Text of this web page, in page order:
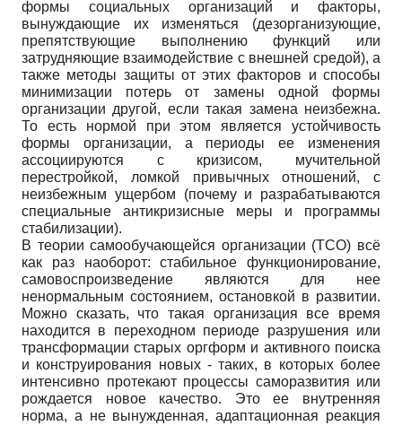
формы социальных организаций и факторы,
вынуждающие их изменяться (дезорганизующие,
препятствующие выполнению функций или
затрудняющие взаимодействие с внешней средой), а
также методы защиты от этих факторов и способы
минимизации потерь от замены одной формы
организации другой, если такая замена неизбежна.
То есть нормой при этом является устойчивость
формы организации, а периоды ее изменения
ассоциируются с кризисом, мучительной
перестройкой, ломкой привычных отношений, с
неизбежным ущербом (почему и разрабатываются
специальные антикризисные меры и программы
стабилизации).
В теории самообучающейся организации (ТСО) всё
как раз наоборот: стабильное функционирование,
самовоспроизведение являются для нее
ненормальным состоянием, остановкой в развитии.
Можно сказать, что такая организация все время
находится в переходном периоде разрушения или
трансформации старых оргформ и активного поиска
и конструирования новых - таких, в которых более
интенсивно протекают процессы саморазвития или
рождается новое качество. Это ее внутренняя
норма, а не вынужденная, адаптационная реакция